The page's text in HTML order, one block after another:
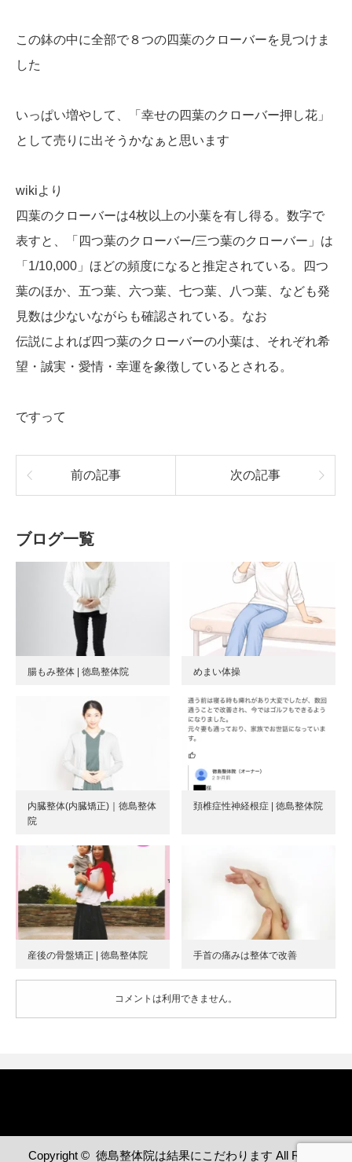
この鉢の中に全部で８つの四葉のクローバーを見つけま
した
いっぱい増やして、「幸せの四葉のクローバー押し花」
として売りに出そうかなぁと思います
wikiより
四葉のクローバーは4枚以上の小葉を有し得る。数字で
表すと、「四つ葉のクローバー/三つ葉のクローバー」は
「1/10,000」ほどの頻度になると推定されている。四つ
葉のほか、五つ葉、六つ葉、七つ葉、八つ葉、なども発
見数は少ないながらも確認されている。なお
伝説によれば四つ葉のクローバーの小葉は、それぞれ希
望・誠実・愛情・幸運を象徴しているとされる。
ですって
前の記事 次の記事
ブログ一覧
腸もみ整体 | 徳島整体院 めまい体操
内臓整体(内臓矯正)｜徳島整体
院
頚椎症性神経根症 | 徳島整体院
産後の骨盤矯正 | 徳島整体院 手首の痛みは整体で改善
コメントは利用できません。
Copyright © 徳島整体院は結果にこだわります All Rights